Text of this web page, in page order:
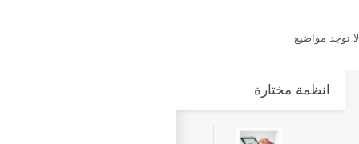
لا توجد مواضيع
انظمة مختارة